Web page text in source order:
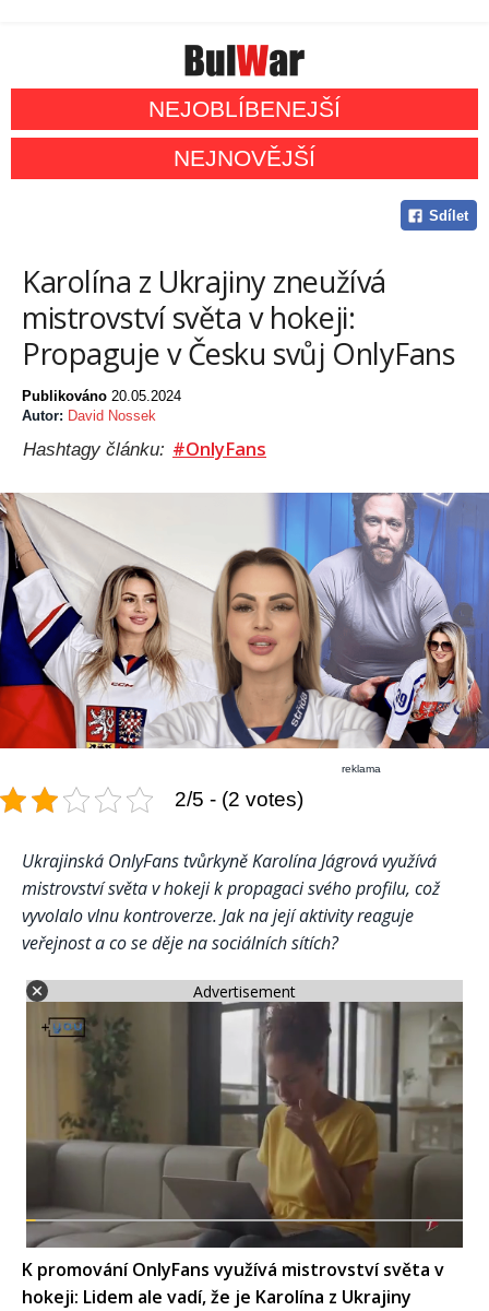
NEJOBLÍBENEJŠÍ
NEJNOVĚJŠÍ
Sdílet
Karolína z Ukrajiny zneužívá
mistrovství světa v hokeji:
Propaguje v Česku svůj OnlyFans
Publikováno 20.05.2024
Autor: David Nossek
Hashtagy článku: #OnlyFans
reklama
2/5 - (2 votes)
Ukrajinská OnlyFans tvůrkyně Karolína Jágrová využívá
mistrovství světa v hokeji k propagaci svého profilu, což
vyvolalo vlnu kontroverze. Jak na její aktivity reaguje
veřejnost a co se děje na sociálních sítích?
Advertisement
K promování OnlyFans využívá mistrovství světa v
hokeji: Lidem ale vadí, že je Karolína z Ukrajiny